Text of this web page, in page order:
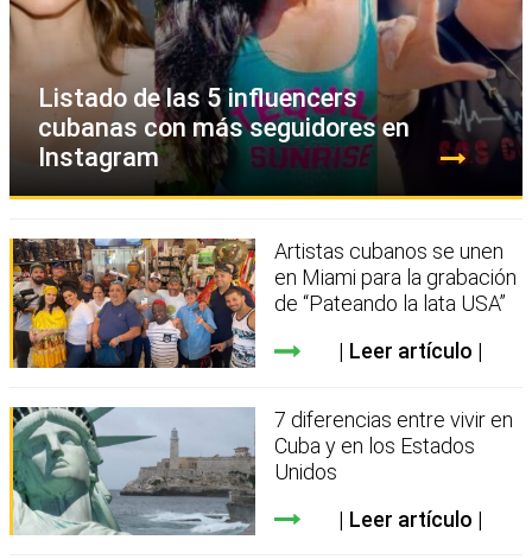
Listado de las 5 influencers
cubanas con más seguidores en
Instagram
Artistas cubanos se unen
en Miami para la grabación
de “Pateando la lata USA”
Leer artículo
7 diferencias entre vivir en
Cuba y en los Estados
Unidos
Leer artículo